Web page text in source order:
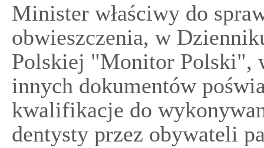
Minister właściwy do
obwieszczenia, w
Polskiej "Monitor Polski",
innych dokumentów
kwalifikacje do
dentysty przez obywateli